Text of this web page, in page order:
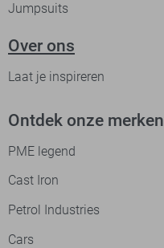
Jumpsuits
Over ons
Laat je inspireren
Ontdek onze merken
PME legend
Cast Iron
Petrol Industries
Cars